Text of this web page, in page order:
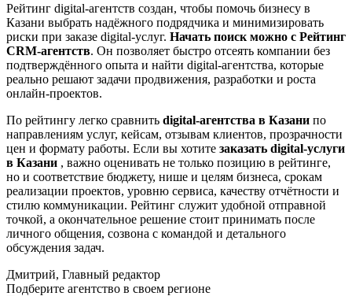
Рейтинг digital-агентств создан, чтобы помочь бизнесу в
Казани выбрать надёжного подрядчика и минимизировать
риски при заказе digital-услуг. Начать поиск можно с Рейтинг
CRM-агентств. Он позволяет быстро отсеять компании без
подтверждённого опыта и найти digital-агентства, которые
реально решают задачи продвижения, разработки и роста
онлайн-проектов.
По рейтингу легко сравнить digital-агентства в Казани по
направлениям услуг, кейсам, отзывам клиентов, прозрачности
цен и формату работы. Если вы хотите заказать digital-услуги
в Казани , важно оценивать не только позицию в рейтинге,
но и соответствие бюджету, нише и целям бизнеса, срокам
реализации проектов, уровню сервиса, качеству отчётности и
стилю коммуникации. Рейтинг служит удобной отправной
точкой, а окончательное решение стоит принимать после
личного общения, созвона с командой и детального
обсуждения задач.
Дмитрий, Главный редактор
Подберите агентство в своем регионе